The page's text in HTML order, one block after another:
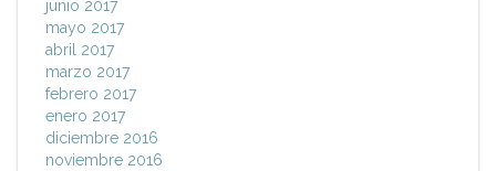
junio 2017
mayo 2017
abril 2017
marzo 2017
febrero 2017
enero 2017
diciembre 2016
noviembre 2016